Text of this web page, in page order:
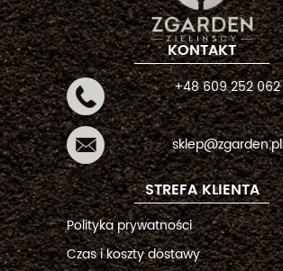
KONTAKT
+48 609 252 062
sklep@zgarden.pl
STREFA KLIENTA
Polityka prywatności
Czas i koszty dostawy